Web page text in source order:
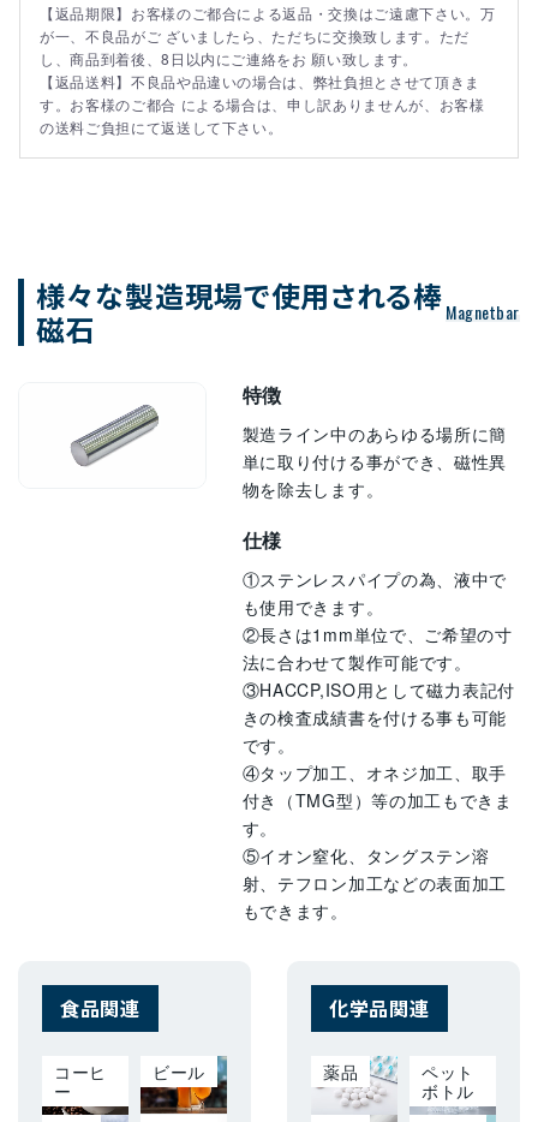
【返品期限】お客様のご都合による返品・交換はご遠慮下さい。万
が一、不良品がご ざいましたら、ただちに交換致します。ただ
し、商品到着後、8日以内にご連絡をお 願い致します。
【返品送料】不良品や品違いの場合は、弊社負担とさせて頂きま
す。お客様のご都合 による場合は、申し訳ありませんが、お客様
の送料ご負担にて返送して下さい。
様々な製造現場で使用される棒
磁石
Magnetbar
特徴
製造ライン中のあらゆる場所に簡
単に取り付ける事ができ、磁性異
物を除去します。
仕様
①ステンレスパイプの為、液中で
も使用できます。
②長さは1mm単位で、ご希望の寸
法に合わせて製作可能です。
③HACCP,ISO用として磁力表記付
きの検査成績書を付ける事も可能
です。
④タップ加工、オネジ加工、取手
付き（TMG型）等の加工もできま
す。
⑤イオン窒化、タングステン溶
射、テフロン加工などの表面加工
もできます。
食品関連
コーヒ
ー
ビール
化学品関連
薬品
ペット
ボトル